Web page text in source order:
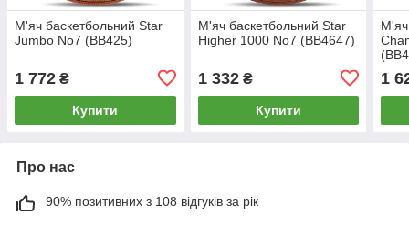
М'яч баскетбольний Star
Jumbo No7 (BB425)
1 772 ₴
Купити
М'яч баскетбольний Star
Higher 1000 No7 (BB4647)
1 332₴
Купити
М'яч
1
Про нас
90% позитивних з 108 відгуків за рік